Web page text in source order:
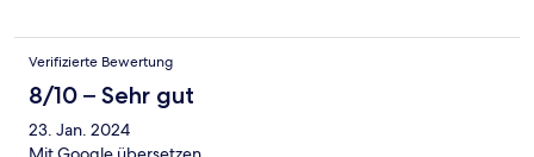
Verifizierte Bewertung
8/10 – Sehr gut
23. Jan. 2024